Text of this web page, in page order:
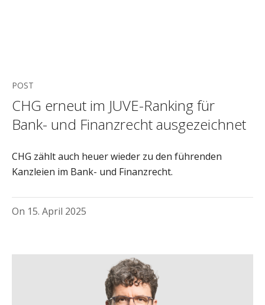
POST
CHG erneut im JUVE-Ranking für
Bank- und Finanzrecht ausgezeichnet
CHG zählt auch heuer wieder zu den führenden
Kanzleien im Bank- und Finanzrecht.
On 15. April 2025